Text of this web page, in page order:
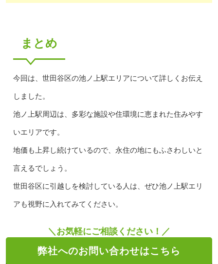
まとめ
今回は、世田谷区の池ノ上駅エリアについて詳しくお伝え
しました。
池ノ上駅周辺は、多彩な施設や住環境に恵まれた住みやす
いエリアです。
地価も上昇し続けているので、永住の地にもふさわしいと
言えるでしょう。
世田谷区に引越しを検討している人は、ぜひ池ノ上駅エリ
アも視野に入れてみてください。
＼お気軽にご相談ください！／
弊社へのお問い合わせはこちら